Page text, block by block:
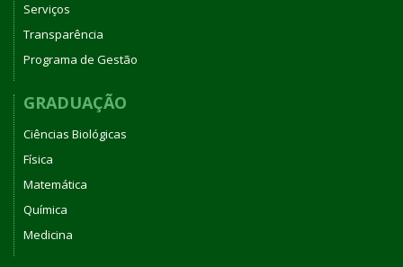
Serviços
Transparência
Programa de Gestão
GRADUAÇÃO
Ciências Biológicas
Física
Matemática
Química
Medicina